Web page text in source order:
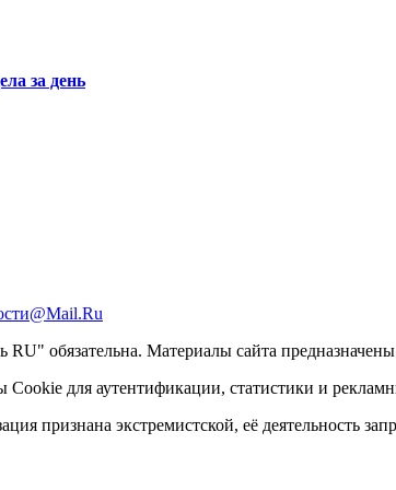
за день
обязательна. Материалы сайта предназначены
для аутентификации, статистики и
признана экстремистской, её деятельность